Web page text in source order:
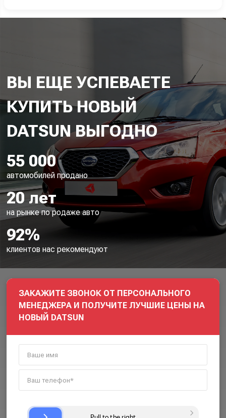
ЗАКАЖИТЕ ЗВОНОК ОТ ПЕРСОНАЛЬНОГО
МЕНЕДЖЕРА И ПОЛУЧИТЕ ЛУЧШИЕ ЦЕНЫ НА
НОВЫЙ DATSUN
ВЫ ЕЩЕ УСПЕВАЕТЕ
КУПИТЬ НОВЫЙ
DATSUN ВЫГОДНО
55 000
автомобилей продано
20 лет
на рынке по родаже авто
92%
клиентов нас рекомендуют